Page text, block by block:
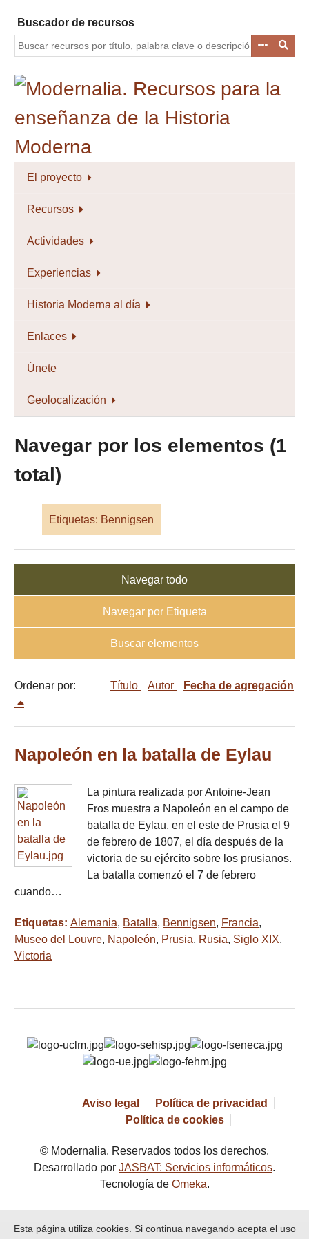
contenido
principal
Buscador de recursos
El proyecto
Recursos
Actividades
Experiencias
Historia Moderna al día
Enlaces
Únete
Geolocalización
Navegar por los elementos (1
total)
Etiquetas: Bennigsen
Navegar todo
Navegar por Etiqueta
Buscar elementos
Ordenar por: Título Autor Fecha de agregación
Napoleón en la batalla de Eylau
La pintura realizada por Antoine-Jean
Fros muestra a Napoleón en el campo de
batalla de Eylau, en el este de Prusia el 9
de febrero de 1807, el día después de la
victoria de su ejército sobre los prusianos.
La batalla comenzó el 7 de febrero
cuando…
Etiquetas: Alemania, Batalla, Bennigsen, Francia,
Museo del Louvre, Napoleón, Prusia, Rusia, Siglo XIX,
Victoria
Aviso legal
Política de privacidad
Política de cookies
© Modernalia. Reservados todos los derechos.
Desarrollado por JASBAT: Servicios informáticos.
Tecnología de Omeka.
Esta página utiliza cookies. Si continua navegando acepta el uso